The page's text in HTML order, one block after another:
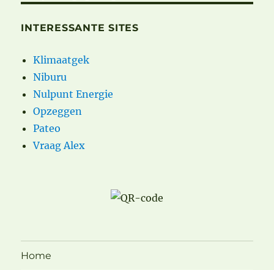
INTERESSANTE SITES
Klimaatgek
Niburu
Nulpunt Energie
Opzeggen
Pateo
Vraag Alex
Home